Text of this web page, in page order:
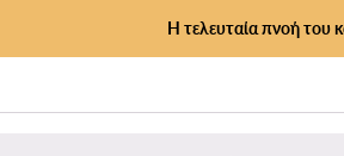
Η τελευταία πνοή του